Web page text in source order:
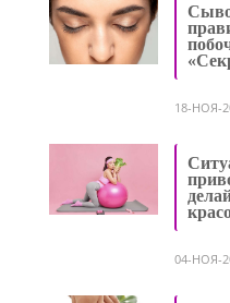
18-НОЯ-
04-НОЯ-